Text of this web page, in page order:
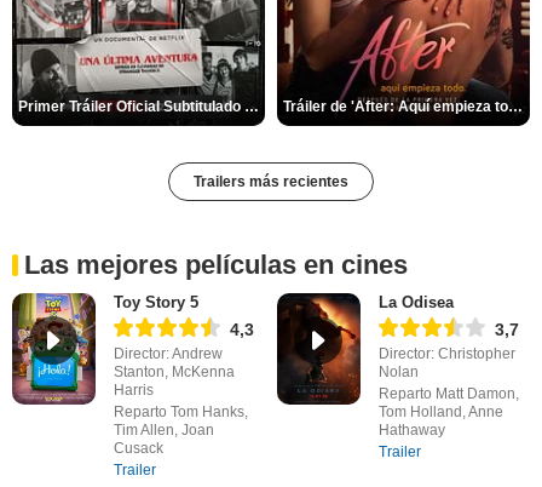
Primer Tráiler Oficial Subtitulado de 'Una última aventura: Detrás de cámaras de Stranger Things 5' Tráiler de 'After: Aquí empieza todo'
Trailers más recientes
Las mejores películas en cines
Toy Story 5
4,3
Director: Andrew
Stanton, McKenna
Harris
Reparto Tom Hanks,
Tim Allen, Joan
Cusack
Trailer
La Odisea
3,7
Director: Christopher
Nolan
Reparto Matt Damon,
Tom Holland, Anne
Hathaway
Trailer